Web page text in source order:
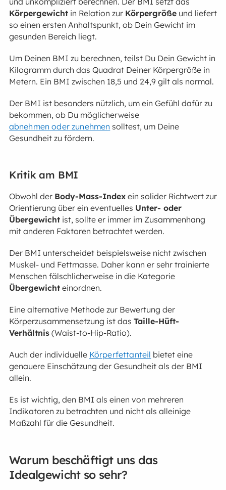
Körpergewichtin Relation zur Körpergrößeund liefert
so einen ersten Anhaltspunkt, ob Dein Gewicht im
gesunden Bereich liegt.
Um Deinen BMI zu berechnen, teilst Du Dein Gewicht in
Kilogramm durch das Quadrat Deiner Körpergröße in
Metern. Ein BMI zwischen 18,5 und 24,9 gilt als normal.
Der BMI ist besonders nützlich, um ein Gefühl dafür zu
bekommen, ob Du möglicherweise
abnehmen oder zunehmen solltest, um Deine
Gesundheit zu fördern.
Kritik am BMI
Obwohl der Body-Mass-Indexein solider Richtwert zur
Orientierung über ein eventuelles Unter- oder
Übergewichtist, sollte er immer im Zusammenhang
mit anderen Faktoren betrachtet werden.
Der BMI unterscheidet beispielsweise nicht zwischen
Muskel- und Fettmasse. Daher kann er sehr trainierte
Menschen fälschlicherweise in die Kategorie
Übergewichteinordnen.
Eine alternative Methode zur Bewertung der
Körperzusammensetzung ist das Taille-Hüft-
Verhältnis(Waist-to-Hip-Ratio).
Auch der individuelle Körperfettanteil bietet eine
genauere Einschätzung der Gesundheit als der BMI
allein.
Es ist wichtig, den BMI als einen von mehreren
Indikatoren zu betrachten und nicht als alleinige
Maßzahl für die Gesundheit.
Warum beschäftigt uns das
Idealgewicht so sehr?